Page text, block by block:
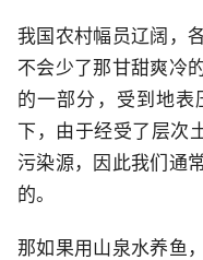
我国农村幅员辽阔，
不会少了那甘甜爽冷
的一部分，受到地
下，由于经受了层次
污染源，因此我们通
的。
那如果用山泉水养鱼